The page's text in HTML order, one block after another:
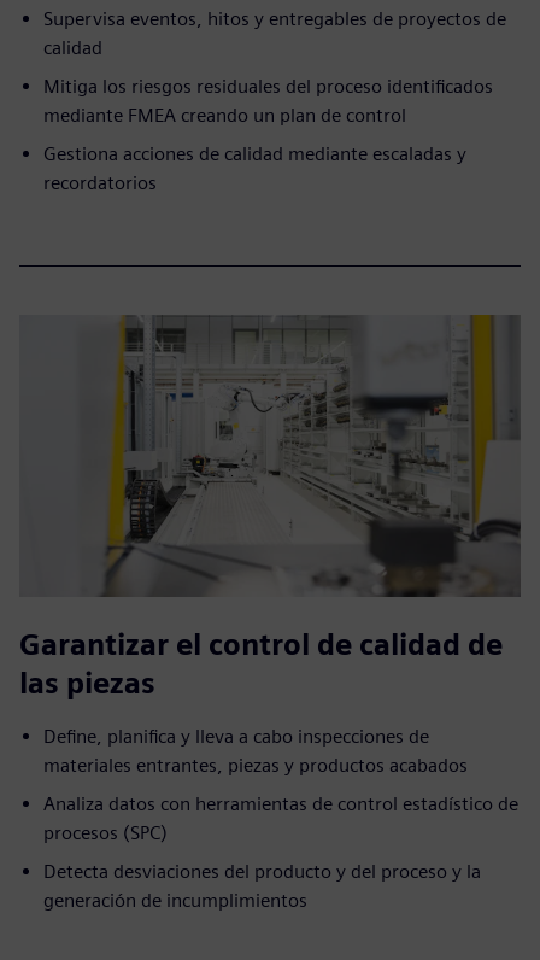
Supervisa eventos, hitos y entregables de proyectos de
calidad
Mitiga los riesgos residuales del proceso identificados
mediante FMEA creando un plan de control
Gestiona acciones de calidad mediante escaladas y
recordatorios
Garantizar el control de calidad de
las piezas
Define, planifica y lleva a cabo inspecciones de
materiales entrantes, piezas y productos acabados
Analiza datos con herramientas de control estadístico de
procesos (SPC)
Detecta desviaciones del producto y del proceso y la
generación de incumplimientos